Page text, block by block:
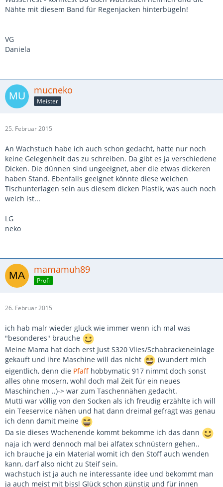
Nähte mit diesem Band für Regenjacken hinterbügeln!
VG
Daniela
mucneko
Meister
25. Februar 2015
An Wachstuch habe ich auch schon gedacht, hatte nur noch
keine Gelegenheit das zu schreiben. Da gibt es ja verschiedene
Dicken. Die dünnen sind ungeeignet, aber die etwas dickeren
haben Stand. Ebenfalls geeignet könnte diese weichen
Tischunterlagen sein aus diesem dicken Plastik, was auch noch
weich ist...
LG
neko
mamamuh89
Profi
26. Februar 2015
ich hab malr wieder glück wie immer wenn ich mal was
"besonderes" brauche
Meine Mama hat doch erst Just S320 Vlies/Schabrackeneinlage
gekauft und ihre Maschine will das nicht
(wundert mich
eigentlich, denn die Pfaff hobbymatic 917 nimmt doch sonst
alles ohne mosern, wohl doch mal Zeit für ein neues
Maschinchen ..)-> war zum Taschennähen gedacht.
Mutti war völlig von den Socken als ich freudig erzählte ich will
ein Teeservice nähen und hat dann dreimal gefragt was genau
ich denn damit meine
Da sie dieses Wochenende kommt bekomme ich das dann
naja ich werd dennoch mal bei alfatex schnüstern gehen..
ich brauche ja ein Material womit ich den Stoff auch wenden
kann, darf also nicht zu Steif sein.
wachstuch ist ja auch ne interessante idee und bekommt man
ja auch meist mit bissl Glück schon günstig und für innen